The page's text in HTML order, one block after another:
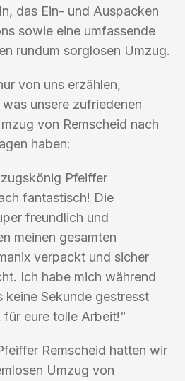
das Ein- und Auspacken
sowie eine umfassende
rundum sorglosen Umzug.
von uns erzählen,
unsere zufriedenen
von Remscheid nach
haben:
Pfeiffer
fantastisch! Die
freundlich und
meinen gesamten
verpackt und sicher
Ich habe mich während
keine Sekunde gestresst
eure tolle Arbeit!“
Remscheid hatten wir
Umzug von